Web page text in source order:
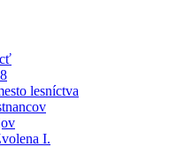
lesníctva
I.